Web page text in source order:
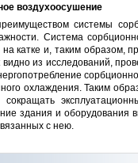
воздухоосушение
системы
Система
на катке и, таким образом,
видно из исследований,
охлаждения. Таким
здания и оборудования
с нею.